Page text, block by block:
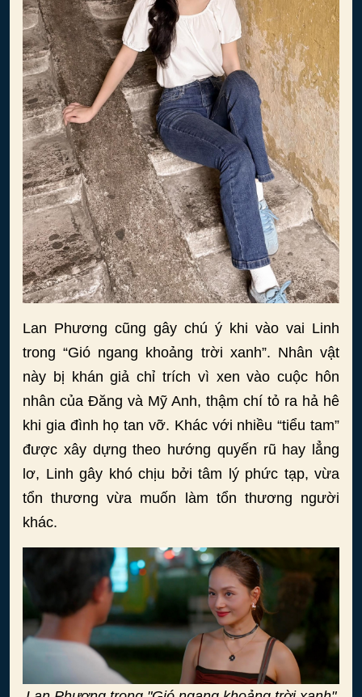
Lan Phương cũng gây chú ý khi vào vai Linh
trong “Gió ngang khoảng trời xanh”. Nhân vật
này bị khán giả chỉ trích vì xen vào cuộc hôn
nhân của Đăng và Mỹ Anh, thậm chí tỏ ra hả hê
khi gia đình họ tan vỡ. Khác với nhiều “tiểu tam”
được xây dựng theo hướng quyến rũ hay lẳng
lơ, Linh gây khó chịu bởi tâm lý phức tạp, vừa
tổn thương vừa muốn làm tổn thương người
khác.